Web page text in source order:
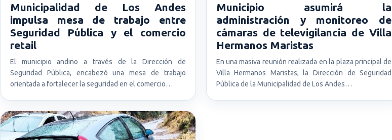
Municipalidad de Los Andes
impulsa mesa de trabajo entre
Seguridad Pública y el comercio
retail
El municipio andino a través de la Dirección de
Seguridad Pública, encabezó una mesa de trabajo
orientada a fortalecer la seguridad en el comercio…
Municipio asumirá la
administración y monitoreo de
cámaras de televigilancia de Villa
Hermanos Maristas
En una masiva reunión realizada en la plaza principal de
Villa Hermanos Maristas, la Dirección de Seguridad
Pública de la Municipalidad de Los Andes…